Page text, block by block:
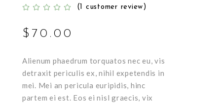
Rated
based
on
1
( customer review)
$ 70.00
Alienum phaedrum torquatos nec eu, vis
detraxit periculis ex, nihil expetendis in
mei. Mei an pericula euripidis, hinc
partem ei est. Eos ei nisl graecis, vix